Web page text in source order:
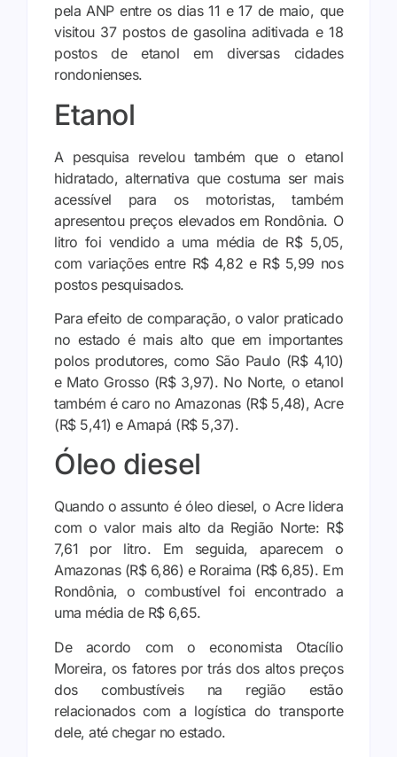
pela ANP entre os dias 11 e 17 de maio, que
visitou 37 postos de gasolina aditivada e 18
postos de etanol em diversas cidades
rondonienses.
Etanol
A pesquisa revelou também que o etanol
hidratado, alternativa que costuma ser mais
acessível para os motoristas, também
apresentou preços elevados em Rondônia. O
litro foi vendido a uma média de R$ 5,05,
com variações entre R$ 4,82 e R$ 5,99 nos
postos pesquisados.
Para efeito de comparação, o valor praticado
no estado é mais alto que em importantes
polos produtores, como São Paulo (R$ 4,10)
e Mato Grosso (R$ 3,97). No Norte, o etanol
também é caro no Amazonas (R$ 5,48), Acre
(R$ 5,41) e Amapá (R$ 5,37).
Óleo diesel
Quando o assunto é óleo diesel, o Acre lidera
com o valor mais alto da Região Norte: R$
7,61 por litro. Em seguida, aparecem o
Amazonas (R$ 6,86) e Roraima (R$ 6,85). Em
Rondônia, o combustível foi encontrado a
uma média de R$ 6,65.
De acordo com o economista Otacílio
Moreira, os fatores por trás dos altos preços
dos combustíveis na região estão
relacionados com a logística do transporte
dele, até chegar no estado.